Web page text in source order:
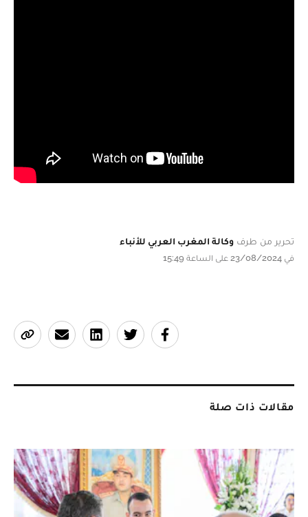
تحرير من طرف وكالة المغرب العربي للأنباء
في 23/08/2024 على الساعة 15:49
مقالات ذات صلة